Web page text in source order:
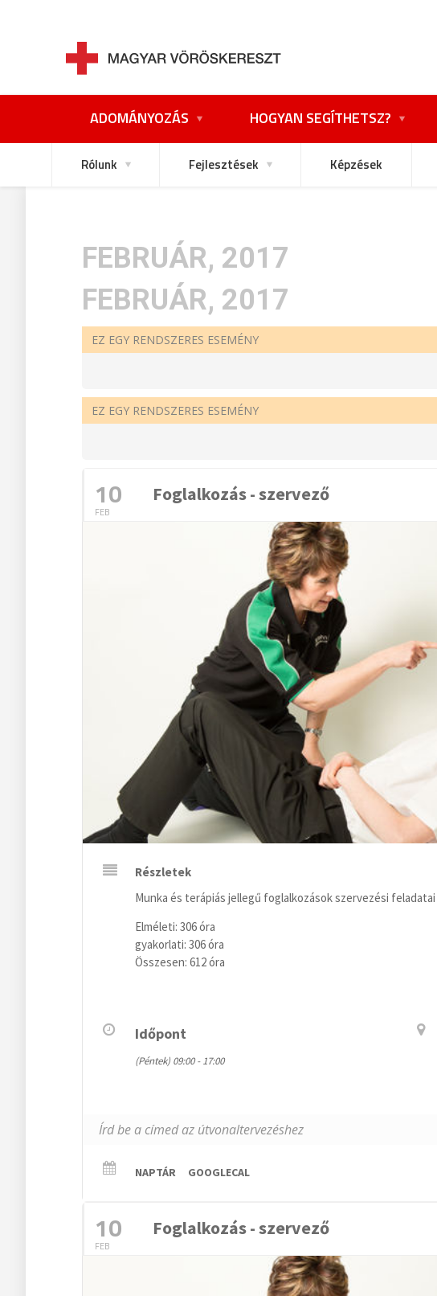
ADOMÁNYOZÁS HOGYAN SEGÍTHETSZ?
Rólunk Fejlesztések Képzések
FEBRUÁR, 2017
FEBRUÁR, 2017
EZ EGY RENDSZERES ESEMÉNY
EZ EGY RENDSZERES ESEMÉNY
10
FEB
Foglalkozás - szervező
Részletek
Munka és terápiás jellegű foglalkozások szervezési feladatai
Elméleti: 306 óra
gyakorlati: 306 óra
Összesen: 612 óra
Időpont
(Péntek) 09:00 - 17:00
NAPTÁR GOOGLECAL
10
FEB
Foglalkozás - szervező